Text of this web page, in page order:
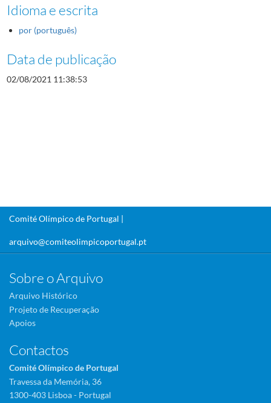
Idioma e escrita
por (português)
Data de publicação
02/08/2021 11:38:53
Comité Olímpico de Portugal |
arquivo@comiteolimpicoportugal.pt
Sobre o Arquivo
Arquivo Histórico
Projeto de Recuperação
Apoios
Contactos
Comité Olímpico de Portugal
Travessa da Memória, 36
1300-403 Lisboa - Portugal